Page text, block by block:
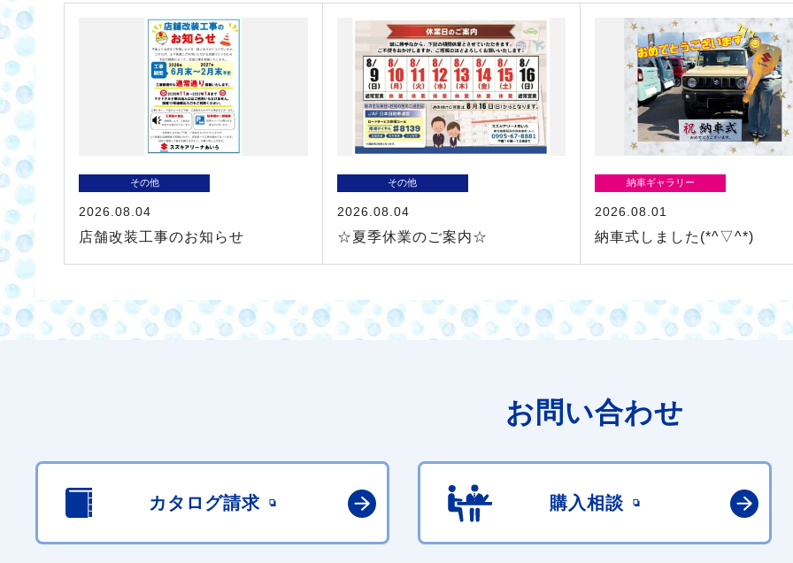
その他
2026.08.04
店舗改装工事のお知らせ
その他
2026.08.04
☆夏季休業のご案内☆
納車ギャラリー
2026.08.01
納車式しました(*^▽^*)
お問い合わせ
カタログ請求 購入相談